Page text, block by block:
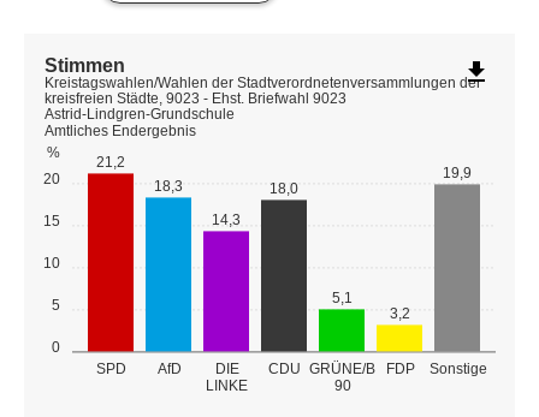
0
5
10
15
20
%
SPD AfD
DIE
LINKE
CDU GRÜNE/B
90
FDP Sonstige
21,2
18,3
14,3
18,0
5,1
3,2
19,9
Stimmen
Kreistagswahlen/Wahlen der Stadtverordnetenversammlungen der
kreisfreien Städte, 9023 - Ehst. Briefwahl 9023
Astrid-Lindgren-Grundschule
Amtliches Endergebnis
file_download